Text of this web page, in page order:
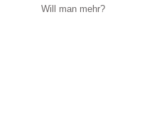
Will man mehr?